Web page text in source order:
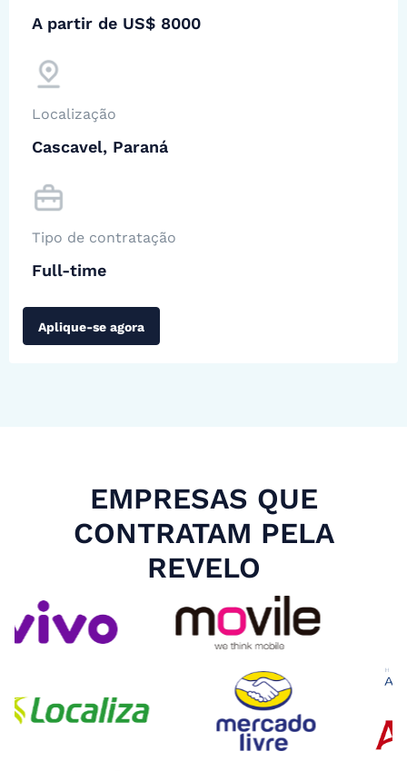
A partir de US$ 8000
Localização
Cascavel, Paraná
Tipo de contratação
Full-time
Aplique-se agora
EMPRESAS QUE
CONTRATAM PELA
REVELO